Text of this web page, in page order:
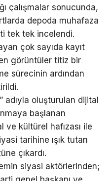
çalışmalar sonucunda,
depoda muhafaza
tek tek incelendi.
çok sayıda kayıt
görüntüler titiz bir
sürecinin ardından
adıyla oluşturulan dijital
başlanan
ve kültürel hafızası ile
tarihine ışık tutan
çıkardı.
siyasi aktörlerinden;